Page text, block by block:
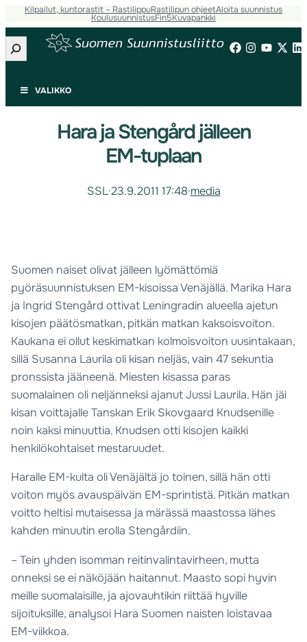
Kilpailut, kuntorastit – RastilippuRastilipun ohjeetAloita suunnistus
KoulusuunnistusFin5Kuvapankki
Etsi
VALIKKO
Hara ja Stengård jälleen
EM-tuplaan
SSL·23.9.2011 17:48·media
Suomen naiset olivat jälleen lyömättömiä
pyöräsuunnistuksen EM-kisoissa Venäjällä. Marika Hara
ja Ingrid Stengård ottivat Leningradin alueella ajetun
kisojen päätösmatkan, pitkän matkan kaksoisvoiton.
Kaukana ei ollut keskimatkan kolmoisvoiton uusintakaan,
sillä Susanna Laurila oli kisan neljäs, vain 47 sekuntia
pronssista jääneenä. Miesten kisassa paras
suomalainen oli neljänneksi ajanut Jussi Laurila. Hän jäi
kisan voittajalle Tanskan Erik Skovgaard Knudsenille
noin kaksi minuuttia. Knudsen otti kisojen kaikki
henkilökohtaiset mestaruudet.
Haralle EM-kulta oli Venäjältä jo toinen, sillä hän otti
voiton myös avauspäivän EM-sprintistä. Pitkän matkan
voitto heltisi mutaisessa ja märässä maastossa lähes
kahden minuutin erolla Stengårdiin.
– Tein yhden isomman reitinvalintavirheen, mutta
onneksi se ei näköjään haitannut. Maasto sopi hyvin
meille suomalaisille, ja ajovauhtikin riittää hyville
sijoituksille, analysoi Hara Suomen naisten loistavaa
EM-viikkoa.